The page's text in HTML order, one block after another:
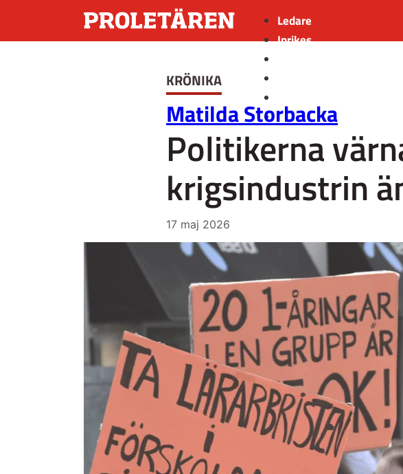
Ledare
Inrikes
Insänt
KRÖNIKA
Matilda Storbacka
Politikerna
krigsindustrin
17 maj 2026